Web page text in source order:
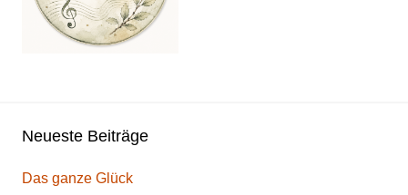
Neueste Beiträge
Das ganze Glück